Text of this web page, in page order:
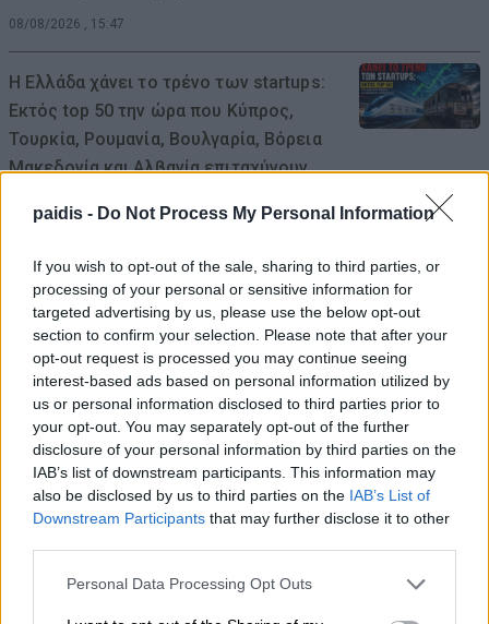
paidis - Do Not Process My Personal Information
If you wish to opt-out of the sale, sharing to third parties, or
processing of your personal or sensitive information for
targeted advertising by us, please use the below opt-out
section to confirm your selection. Please note that after your
opt-out request is processed you may continue seeing
interest-based ads based on personal information utilized by
us or personal information disclosed to third parties prior to
your opt-out. You may separately opt-out of the further
disclosure of your personal information by third parties on the
IAB’s list of downstream participants. This information may
also be disclosed by us to third parties on the IAB’s List of
Downstream Participants that may further disclose it to other
Personal Data Processing Opt Outs
08/08/2026 , 15:47
Η Ελλάδα χάνει το τρένο των startups:
Εκτός top 50 την ώρα που Κύπρος,
Τουρκία, Ρουμανία, Βουλγαρία, Βόρεια
Μακεδονία και Αλβανία επιταχύνουν
08/08/2026 , 12:40
Χρ. Καπετάνος: «Ένα αίτημα 25 ετών
γίνεται πράξη. Εξασφαλίστηκε η
χρηματοδότηση 1,2 εκατ. € για το
Δημοτικό Κτίριο Συκουρίου»
08/08/2026 , 10:53
ΣΥΦΩΕΛ: Χάθηκαν 153,74 εκατ. € για τις
μπαταρίες – Μεγάλη απώλεια για τις
μικρές επιχειρήσεις
Κρούσμα λοίμωξης από τον ιό του Δυτ.